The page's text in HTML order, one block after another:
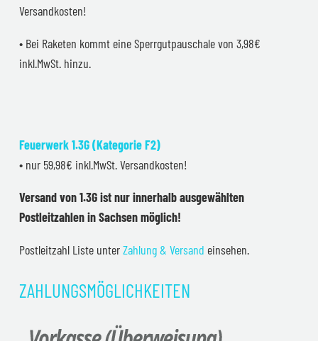
Versandkosten!
• Bei Raketen kommt eine Sperrgutpauschale von 3,98€
inkl.MwSt. hinzu.
Feuerwerk 1.3G (Kategorie F2)
• nur 59,98€ inkl.MwSt. Versandkosten!
Versand von 1.3G ist nur innerhalb ausgewählten
Postleitzahlen in Sachsen möglich!
Postleitzahl Liste unterZahlung & Versand einsehen.
ZAHLUNGSMÖGLICHKEITEN